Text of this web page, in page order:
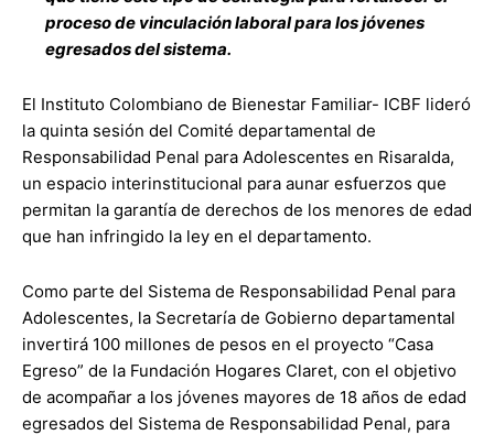
proceso de vinculación laboral para los jóvenes
egresados del sistema.
El Instituto Colombiano de Bienestar Familiar- ICBF lideró
la quinta sesión del Comité departamental de
Responsabilidad Penal para Adolescentes en Risaralda,
un espacio interinstitucional para aunar esfuerzos que
permitan la garantía de derechos de los menores de edad
que han infringido la ley en el departamento.
Como parte del Sistema de Responsabilidad Penal para
Adolescentes, la Secretaría de Gobierno departamental
invertirá 100 millones de pesos en el proyecto “Casa
Egreso” de la Fundación Hogares Claret, con el objetivo
de acompañar a los jóvenes mayores de 18 años de edad
egresados del Sistema de Responsabilidad Penal, para